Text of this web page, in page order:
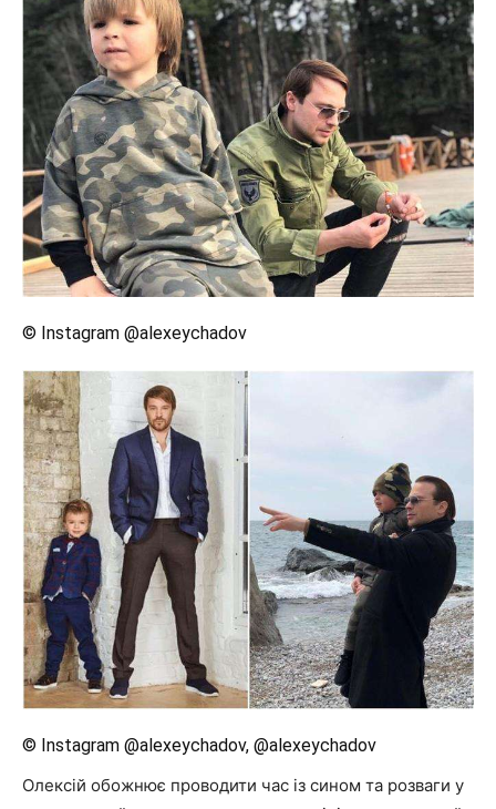
© Instagram @alexeychadov
© Instagram @alexeychadov, @alexeychadov
Олексій обожнює проводити час із сином та розваги у